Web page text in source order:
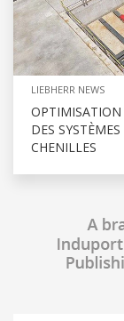
LIEBHERR NEWS
OPTIMISATION
DES
CHENILLES